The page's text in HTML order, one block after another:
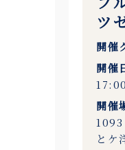
ツ
開催
開催
17:00
開催
1093
とケ